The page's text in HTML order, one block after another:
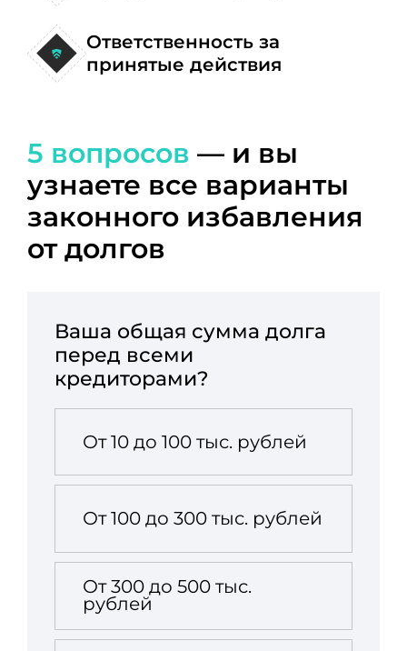
Ответственность за
принятые действия
5 вопросов — и вы
узнаете все варианты
законного избавления
от долгов
Ваша общая сумма долга
перед всеми
кредиторами?
От 10 до 100 тыс. рублей
От 100 до 300 тыс. рублей
От 300 до 500 тыс.
рублей